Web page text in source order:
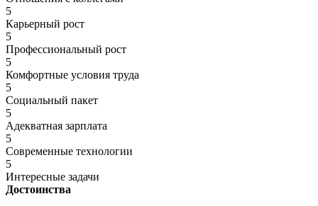
5
Карьерный рост
5
Профессиональный рост
5
Комфортные условия труда
5
Социальный пакет
5
Адекватная зарплата
5
Современные технологии
5
Интересные задачи
Достоинства